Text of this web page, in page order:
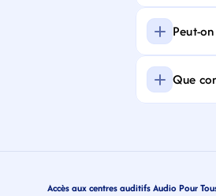
Peut-
Que
Accès aux centres auditifs Audio Pour